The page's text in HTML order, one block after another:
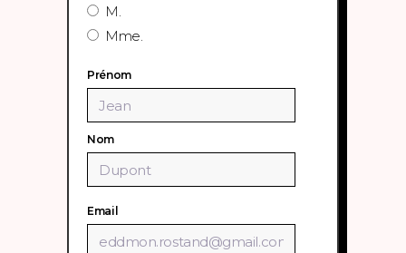
M.
Mme.
Prénom
Nom
Email